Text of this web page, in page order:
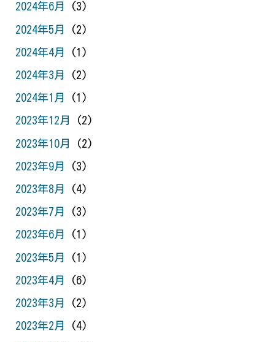
2024年6月 (3)
2024年5月 (2)
2024年4月 (1)
2024年3月 (2)
2024年1月 (1)
2023年12月 (2)
2023年10月 (2)
2023年9月 (3)
2023年8月 (4)
2023年7月 (3)
2023年6月 (1)
2023年5月 (1)
2023年4月 (6)
2023年3月 (2)
2023年2月 (4)